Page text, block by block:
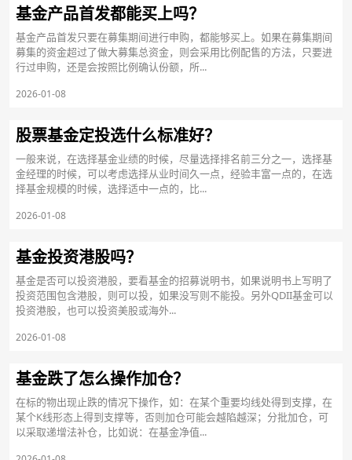
基金产品首发都能买上吗？
基金产品首发只要在募集期间进行申购，都能够买上。如果在募集期间
募集的资金超过了做大募集总资金，则会采用比例配售的方法，只要进
行过申购，还是会按照比例确认份额，所...
2026-01-08
股票基金定投选什么标准好？
一般来说，在选择基金业绩的时候，尽量选择排名前三分之一，选择基
金经理的时候，可以考虑选择从业时间久一点，经验丰富一点的，在选
择基金规模的时候，选择适中一点的，比...
2026-01-08
基金投资港股吗？
​基金是否可以投资港股，要看基金的招募说明书，如果说明书上写明了
投资范围包含港股，则可以投，如果没写则不能投。另外QDII基金可以
投资港股，也可以投资美股或海外...
2026-01-08
基金跌了怎么操作加仓？
在标的物出现止跌的情况下操作，如：在某个重要均线处得到支撑，在
某个K线形态上得到支撑等，否则加仓可能会越陷越深；分批加仓，可
以采取递增法补仓，比如说：在基金净值...